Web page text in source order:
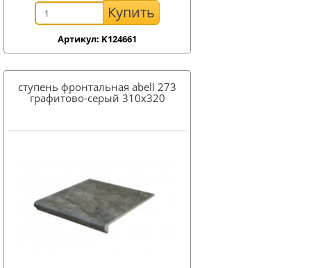
Купить
Артикул: K124661
ступень фронтальная abell 273
графитово-серый 310x320